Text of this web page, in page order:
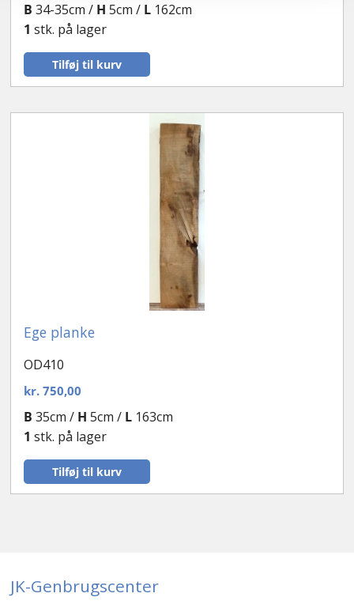
Tilføj til kurv
B 34-35cm / H 5cm / L162cm
1 stk. på lager
Ege planke
OD410
kr.750,00
Tilføj til kurv
B 35cm / H 5cm / L163cm
1 stk. på lager
JK-Genbrugscenter